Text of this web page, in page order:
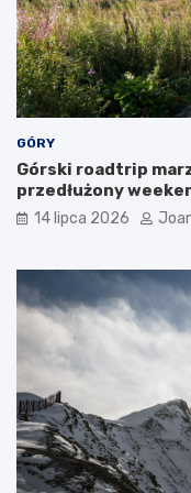
GÓRY
Górski roadtrip
przedłużony
14 lipca 2026